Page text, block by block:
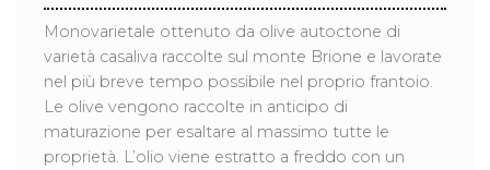
Monovarietale ottenuto da olive autoctone di
varietà casaliva raccolte sul monte Brione e lavorate
nel più breve tempo possibile nel proprio frantoio.
Le olive vengono raccolte in anticipo di
maturazione per esaltare al massimo tutte le
proprietà. L’olio viene estratto a freddo con un